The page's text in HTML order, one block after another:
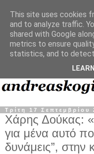
Τρίτη 17 Σεπτεμβρίου
Χάρης Δούκας:
για μένα αυτό
δυνάμεις”, στην
This site uses cookies
and to analyze traffic.
shared with Google
metrics to ensure
statistics, and to detect